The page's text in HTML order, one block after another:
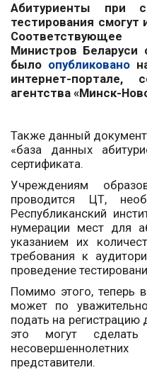
Абитуриенты при
тестирования
Соответствующее
Министров
было опубликовано
интернет-портале,
агентства «Минск-
Также данный документ
«база данных
сертификата.
Учреждениям
проводится ЦТ,
Республиканский
нумерации мест для
указанием их
требования к
проведение
Помимо этого, теперь
может по
подать на
это могут сделать
представители.